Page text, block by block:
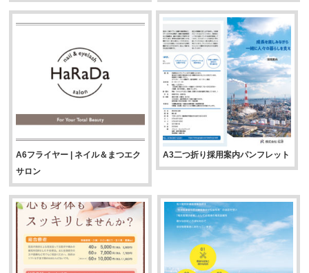
A6フライヤー | ネイル＆まつエク
サロン
A3二つ折り採用案内パンフレット